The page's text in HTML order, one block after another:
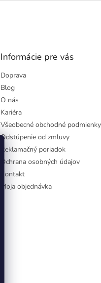
Informácie pre vás
Doprava
Blog
O nás
Kariéra
Všeobecné obchodné podmienky
Odstúpenie od zmluvy
Reklamačný poriadok
Ochrana osobných údajov
Kontakt
Moja objednávka